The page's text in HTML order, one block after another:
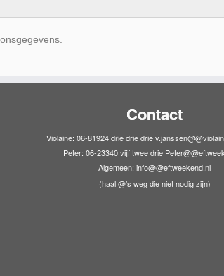
Contact
Violaine: 06-81924 drie drie drie
Peter: 06-23340 vijf twee drie
Algemeen: info@@eftweekend.nl
(haal @’s weg die niet nodig zijn)